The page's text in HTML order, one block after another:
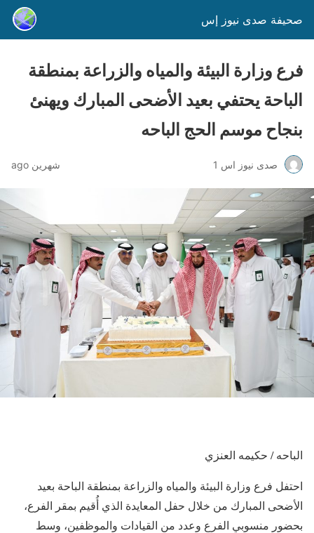
صحيفة صدى نيوز إس
فرع وزارة البيئة والمياه والزراعة بمنطقة
الباحة يحتفي بعيد الأضحى المبارك ويهنئ
بنجاح موسم الحج الباحه
صدى نيوز اس 1 شهرين ago
الباحه / حكيمه العنزي
احتفل فرع وزارة البيئة والمياه والزراعة بمنطقة الباحة بعيد
الأضحى المبارك من خلال حفل المعايدة الذي أُقيم بمقر الفرع،
بحضور منسوبي الفرع وعدد من القيادات والموظفين، وسط